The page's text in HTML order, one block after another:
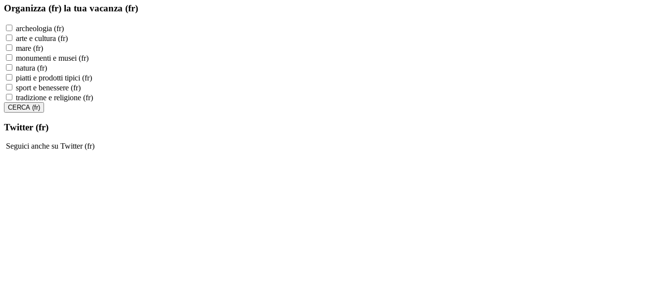
Organizza (fr) la tua vacanza (fr)
archeologia (fr)
arte e cultura (fr)
mare (fr)
monumenti e musei (fr)
natura (fr)
piatti e prodotti tipici (fr)
sport e benessere (fr)
tradizione e religione (fr)
Twitter (fr)
Seguici anche su Twitter (fr)